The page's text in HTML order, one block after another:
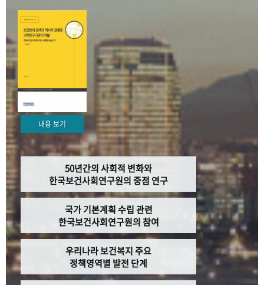
성과 50선 숫자로 보는 50년
세계와 함께 한 KIHASA
VR 역사관
내용 보기
50년간의 사회적 변화와
한국보건사회연구원의 중점 연구
국가 기본계획 수립 관련
한국보건사회연구원의 참여
우리나라 보건복지 주요
정책영역별 발전 단계